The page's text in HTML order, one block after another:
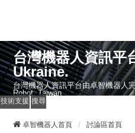
台灣機器人資訊
Ukraine.
台灣機器人資訊平台由卓智機器人
Robot, Taiwan
技術支援 搜尋
卓智機器人首頁 討論區首頁